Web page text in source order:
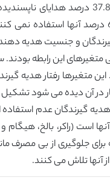
هدیه گیرندگان از 37.8 درصد
در حالی که از 62.2 درصد آنها
و جنسیت هدیه
این رابطه
متغیرها رفتار هدیه
در آن دیده می شود
گیرندگان عدم استفاده
برای جلوگیری از بی مصرف
آنها تلاش می کنند.